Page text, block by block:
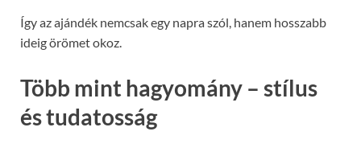
Így az ajándék nemcsak egy napra szól, hanem hosszabb
ideig örömet okoz.
Több mint hagyomány – stílus
és tudatosság